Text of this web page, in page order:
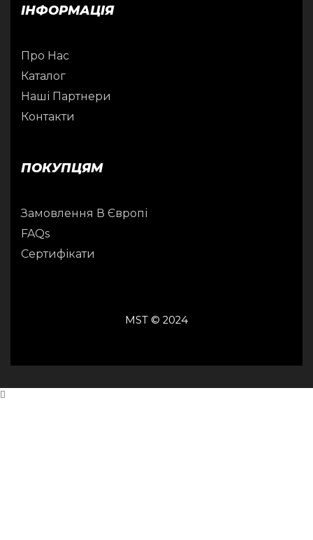
ІНФОРМАЦІЯ
Про Нас
Каталог
Наші Партнери
Контакти
ПОКУПЦЯМ
Замовлення В Європі
FAQs
Сертифікати
MST © 2024